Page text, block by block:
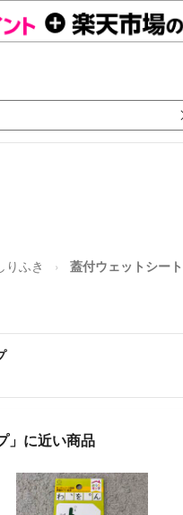
りふき
蓋付ウェットシ
に近い商品